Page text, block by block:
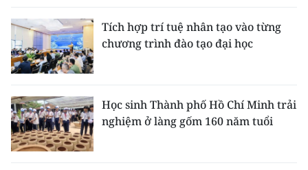
Tích hợp trí tuệ nhân tạo vào từng
chương trình đào tạo đại học
Học sinh Thành phố Hồ Chí Minh trải
nghiệm ở làng gốm 160 năm tuổi